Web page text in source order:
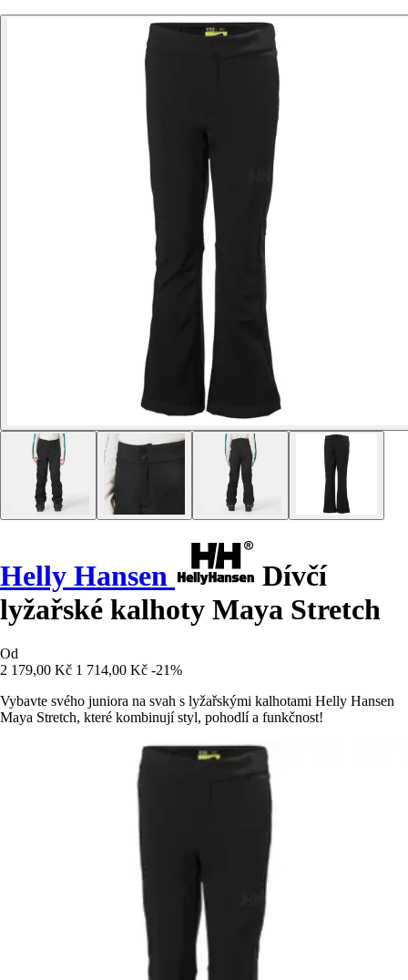
Helly Hansen
Dívčí
lyžařské kalhoty Maya Stretch
Od
2 179,00 Kč 1 714,00 Kč -21%
Vybavte svého juniora na svah s lyžařskými kalhotami Helly Hansen
Maya Stretch, které kombinují styl, pohodlí a funkčnost!